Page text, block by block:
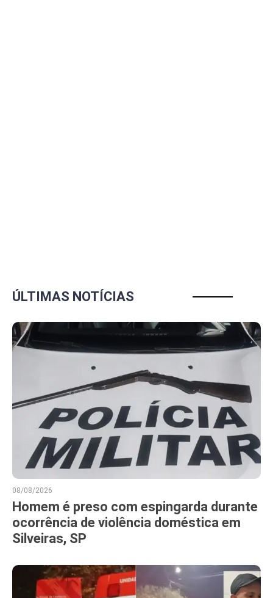
ÚLTIMAS NOTÍCIAS
08/08/2026
Homem é preso com espingarda durante
ocorrência de violência doméstica em
Silveiras, SP